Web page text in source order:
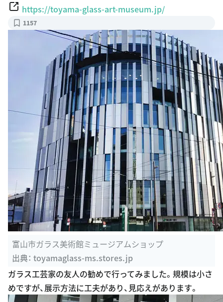
https://toyama-glass-art-museum.jp/
1157
富山市ガラス美術館ミュージアムショップ
出典： toyamaglass-ms.stores.jp
ガラス工芸家の友人の勧めで行ってみました。規模は小さ
めですが、展示方法に工夫があり、見応えがあります。